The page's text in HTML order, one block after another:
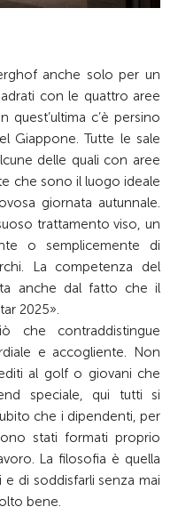
anche solo per un
con le quattro aree
quest’ultima c’è persino
Giappone. Tutte le sale
delle quali con aree
che sono il luogo ideale
giornata autunnale.
trattamento viso, un
o semplicemente di
La competenza del
anche dal fatto che il
2025».
che contraddistingue
e accogliente. Non
al golf o giovani che
speciale, qui tutti si
che i dipendenti, per
stati formati proprio
La filosofia è quella
di soddisfarli senza mai
bene.